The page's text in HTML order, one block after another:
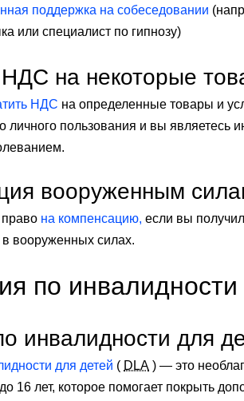
поддержка на собеседовании
или специалист по гипнозу)
на некоторые
НДС на определенные товары и
личного пользования и вы являетесь
вооруженным
на компенсацию, если вы
вооруженных силах.
по инвалидности
инвалидности для
для детей ( DLA ) — это
16 лет, которое помогает покрыть